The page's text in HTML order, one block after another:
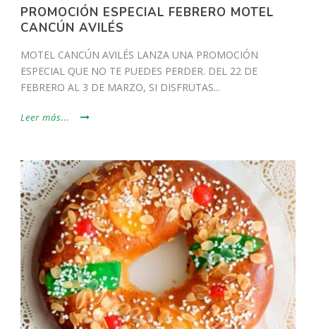
PROMOCIÓN ESPECIAL FEBRERO MOTEL
CANCÚN AVILÉS
MOTEL CANCÚN AVILÉS LANZA UNA PROMOCIÓN
ESPECIAL QUE NO TE PUEDES PERDER. DEL 22 DE
FEBRERO AL 3 DE MARZO, SI DISFRUTAS...
Leer más...